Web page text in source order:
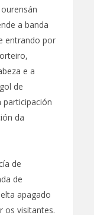
a banda
entrando por
e a
de
da
de
de
apagado
os visitantes.